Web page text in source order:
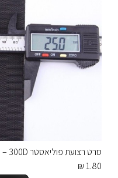
סרט רצועת פוליאסטר 300D – רוחב 2.5 ס״מ
1.80 ₪